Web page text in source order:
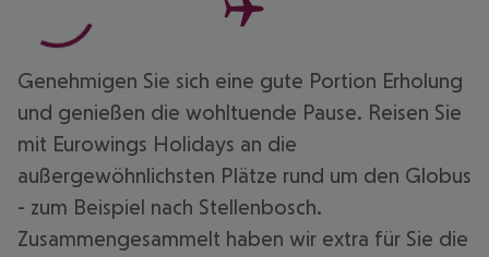
Genehmigen Sie sich eine gute Portion Erholung
und genießen die wohltuende Pause. Reisen Sie
mit Eurowings Holidays an die
außergewöhnlichsten Plätze rund um den Globus
- zum Beispiel nach Stellenbosch.
Zusammengesammelt haben wir extra für Sie die